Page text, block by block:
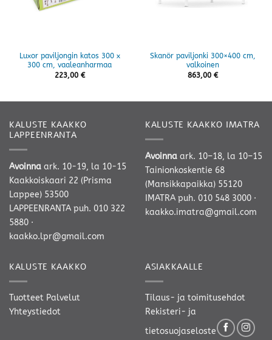
Luxor paviljongin katos 300 x
300 cm, vaaleanharmaa
223,00 €
Skanör paviljonki 300×400 cm,
valkoinen
863,00 €
KALUSTE KAAKKO
LAPPEENRANTA
Avoinna ark. 10-19, la 10-15
Kaakkoiskaari 22 (Prisma
Lappee) 53500
LAPPEENRANTA puh. 010 322
5880 ·
kaakko.lpr@gmail.com
KALUSTE KAAKKO IMATRA
Avoinna ark. 10–18, la 10–15
Tainionkoskentie 68
(Mansikkapaikka) 55120
IMATRA puh. 010 548 3000 ·
kaakko.imatra@gmail.com
KALUSTE KAAKKO
Tuotteet Palvelut
Yhteystiedot
ASIAKKAALLE
Tilaus- ja toimitusehdot
Rekisteri- ja
tietosuojaseloste